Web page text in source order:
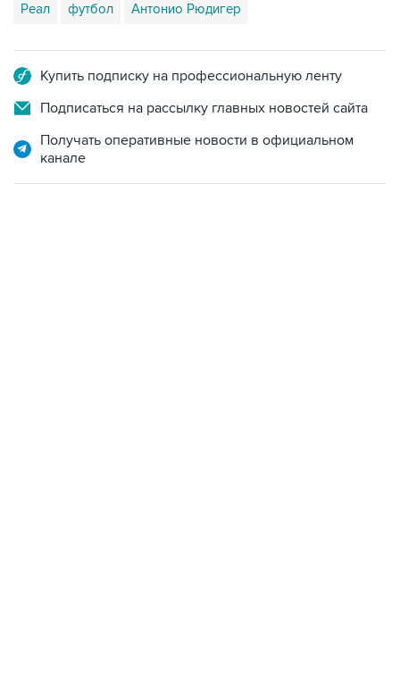
Реал футбол Антонио Рюдигер
Купить подписку на профессиональную ленту
Подписаться на рассылку главных новостей сайта
Получать оперативные новости в официальном
канале